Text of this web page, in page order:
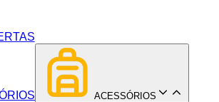
ACESSÓRIOS